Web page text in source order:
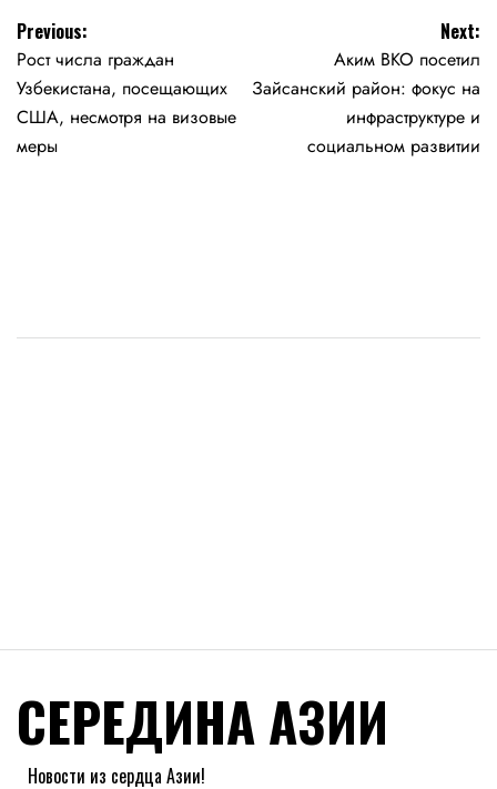
Навигация
по
записям
Previous:
Рост числа граждан
Узбекистана, посещающих
США, несмотря на визовые
меры
Next:
Аким ВКО посетил
Зайсанский район: фокус на
инфраструктуре и
социальном развитии
СЕРЕДИНА АЗИИ
Новости из сердца Азии!